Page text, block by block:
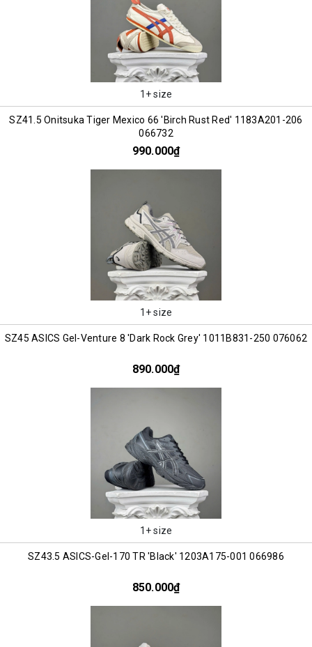
1+ size
SZ41.5 Onitsuka Tiger Mexico 66 'Birch Rust Red' 1183A201-206
066732
990.000₫
1+ size
SZ45 ASICS Gel-Venture 8 'Dark Rock Grey' 1011B831-250 076062
890.000₫
1+ size
SZ43.5 ASICS-Gel-170 TR 'Black' 1203A175-001 066986
850.000₫